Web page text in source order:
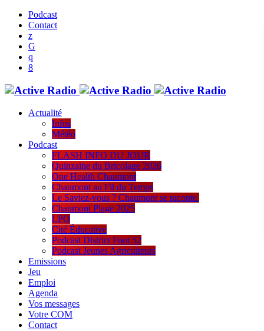
Podcast
Contact
Actualité
Infos
Météo
Podcast
FLASH INFO DU JOUR
Quinzaine du Bricolage 2026
One Health Chaumont
Chaumont au Fil du Temps
Le Saviez-vous ? Chaumont se raconte.
Chaumont Plage 2025
LPO
Cité Éducative
Podcast District Foot 52
Podcast Jeunes Agriculteurs
Emissions
Jeu
Emploi
Agenda
Vos messages
Votre COM
Contact